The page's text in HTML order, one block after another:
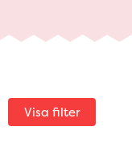
Visa filter